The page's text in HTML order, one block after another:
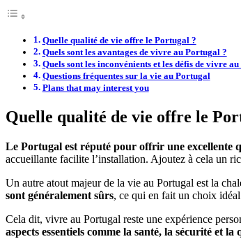
Quelle qualité de vie offre le Portugal ?
Quels sont les avantages de vivre au Portugal ?
Quels sont les inconvénients et les défis de vivre
Questions fréquentes sur la vie au Portugal
Plans that may interest you
Quelle qualité de vie offre le
Le Portugal est réputé pour offrir une excellente
accueillante facilite l’installation. Ajoutez à cela un
Un autre atout majeur de la vie au Portugal est la
sont généralement sûrs, ce qui en fait un choix
Cela dit, vivre au Portugal reste une expérience
aspects essentiels comme la santé, la sécurité et la